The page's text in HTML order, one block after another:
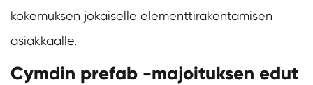
kokemuksen jokaiselle elementtirakentamisen
asiakkaalle.
Cymdin prefab -majoituksen edut